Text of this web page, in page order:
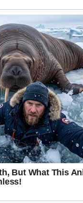
nježniji i emotivno
dolazi osjećaj mira,
osmijeh
puni topline i sreće.
veoma precizne
znakove očekuju
srećni biće Bikovi,
finansijska stabilnost